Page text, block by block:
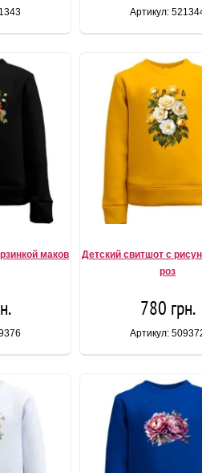
Артикул:
маков
Детский свитшот с
роз
780 грн.
Артикул: